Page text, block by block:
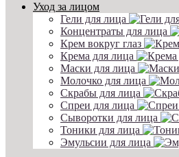
Уход за лицом
Гели для лица
Концентраты для лица
Крем вокруг глаз
Крема для лица
Маски для лица
Молочко для лица
Скрабы для лица
Спреи для лица
Сыворотки для лица
Тоники для лица
Эмульсии для лица